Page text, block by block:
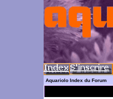
Aquariolo Index du Forum